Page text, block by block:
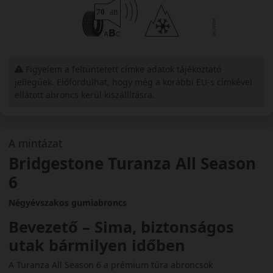
A mintázat
Bridgestone Turanza All Season
6
Négyévszakos gumiabroncs
Bevezető – Sima, biztonságos
utak bármilyen időben
A Turanza All Season 6 a prémium túra abroncsok